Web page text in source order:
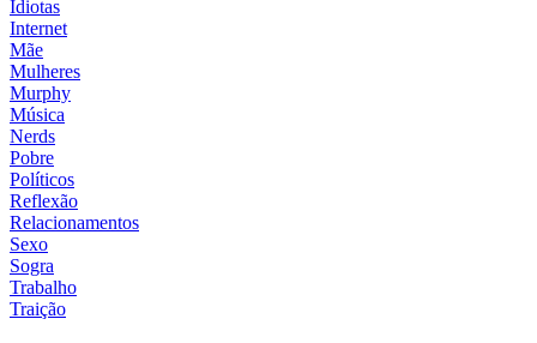
Idiotas
Internet
Mãe
Mulheres
Murphy
Música
Nerds
Pobre
Políticos
Reflexão
Relacionamentos
Sexo
Sogra
Trabalho
Traição